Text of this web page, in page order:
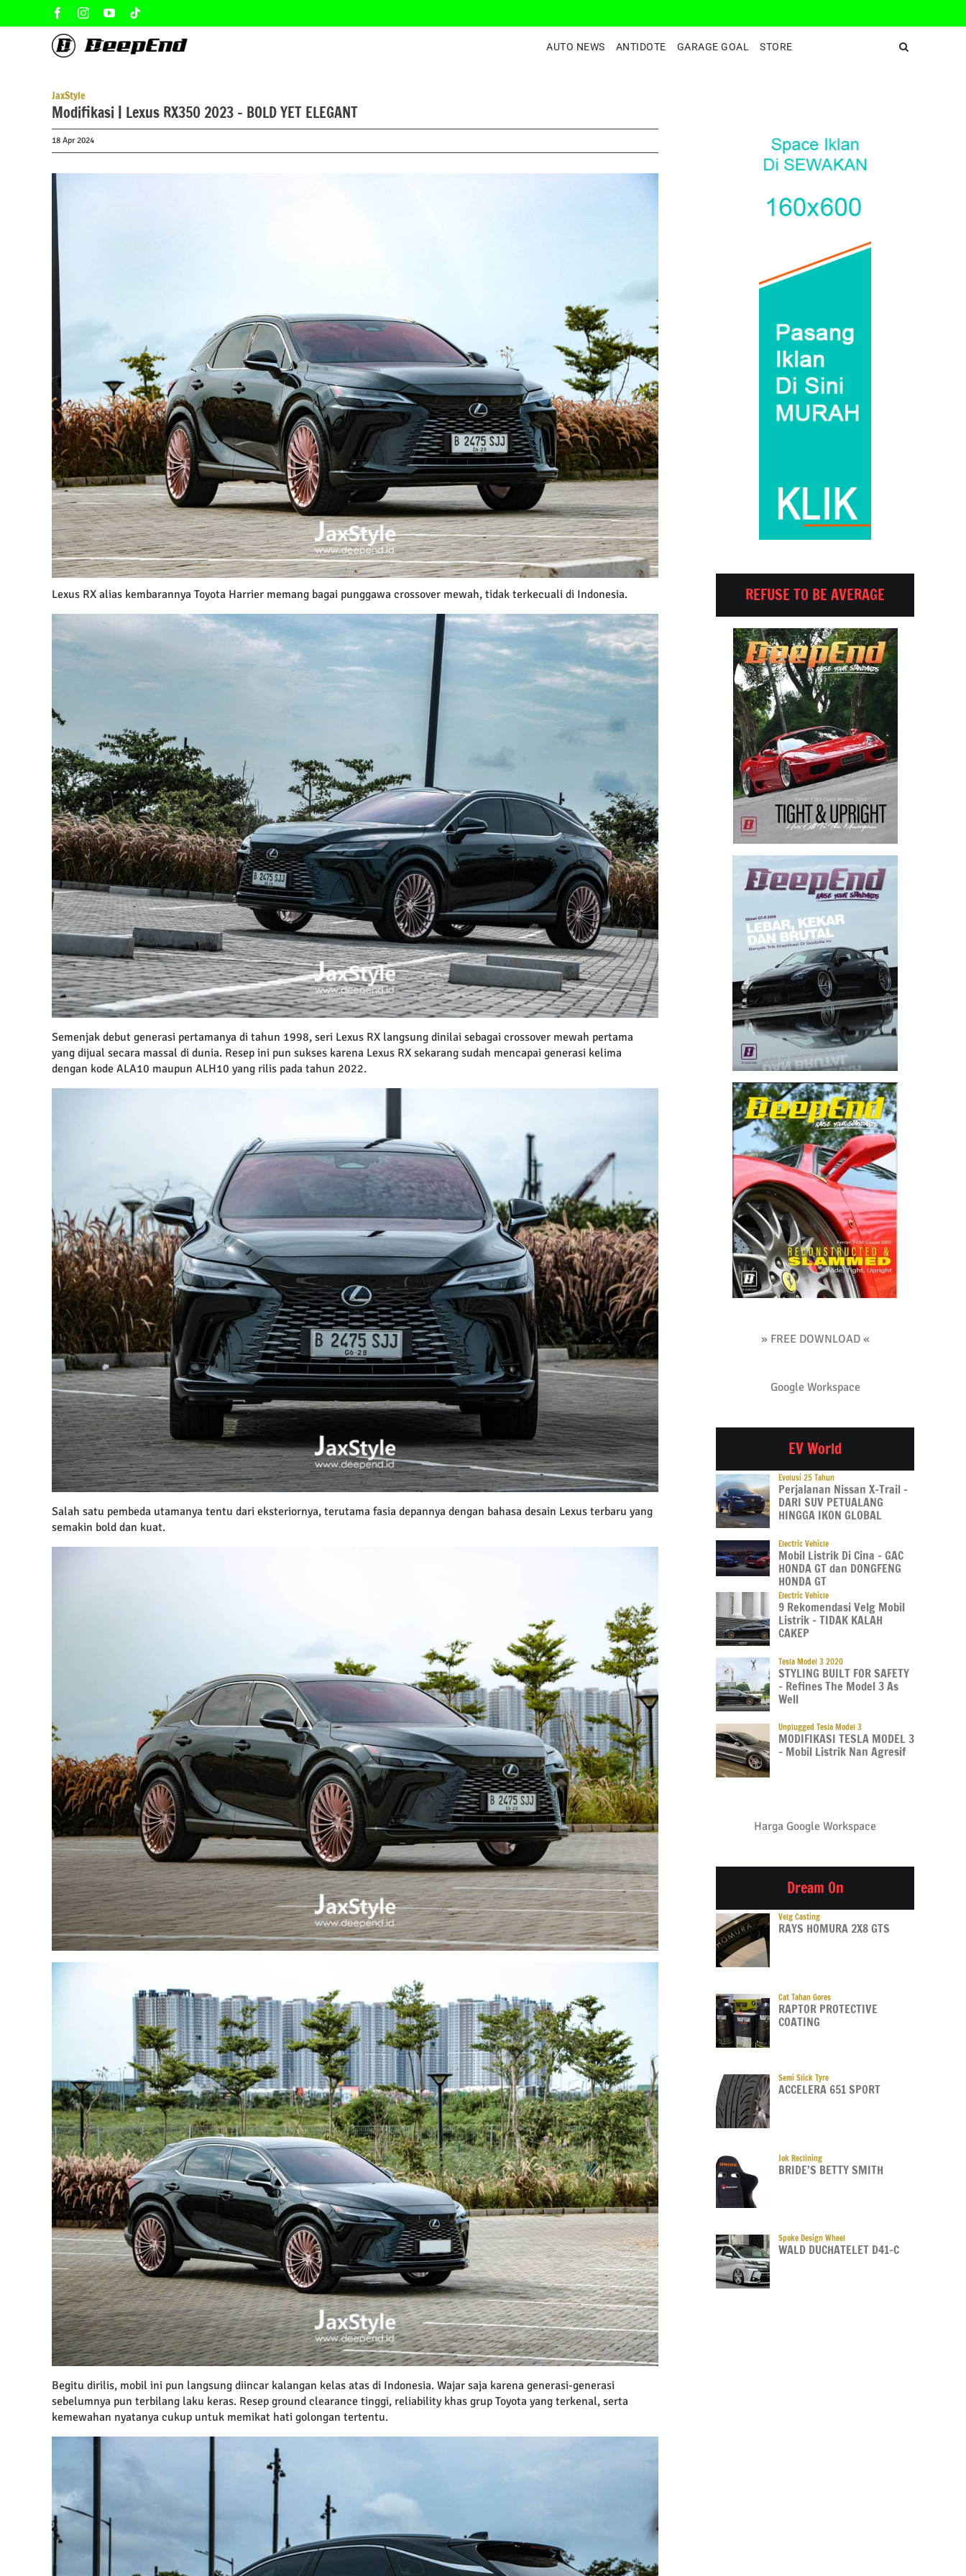
to
FacebookInstagramYouTube
AUTO NEWS ANTIDOTE GARAGE GOAL STORE
JaxStyle
Modifikasi | Lexus RX350 2023 – BOLD YET ELEGANT
18 Apr 2024
View
Larger
Image
Lexus RX alias kembarannya Toyota Harrier memang bagai punggawa crossover mewah, tidak terkecuali di Indonesia.
Semenjak debut generasi pertamanya di tahun 1998, seri Lexus RX langsung dinilai sebagai crossover mewah pertama
yang dijual secara massal di dunia. Resep ini pun sukses karena Lexus RX sekarang sudah mencapai generasi kelima
dengan kode ALA10 maupun ALH10 yang rilis pada tahun 2022.
Salah satu pembeda utamanya tentu dari eksteriornya, terutama fasia depannya dengan bahasa desain Lexus terbaru yang
semakin bold dan kuat.
Begitu dirilis, mobil ini pun langsung diincar kalangan kelas atas di Indonesia. Wajar saja karena generasi-generasi
sebelumnya pun terbilang laku keras. Resep ground clearance tinggi, reliability khas grup Toyota yang terkenal, serta
kemewahan nyatanya cukup untuk memikat hati golongan tertentu.
REFUSE TO BE AVERAGE
» FREE DOWNLOAD «
Google Workspace
EV World
Evolusi 25 Tahun
Perjalanan Nissan X-Trail –
DARI SUV PETUALANG
HINGGA IKON GLOBAL
Electric Vehicle
Mobil Listrik Di Cina – GAC
HONDA GT dan DONGFENG
HONDA GT
Electric Vehicle
9 Rekomendasi Velg Mobil
Listrik – TIDAK KALAH
CAKEP
Tesla Model 3 2020
STYLING BUILT FOR SAFETY
– Refines The Model 3 As
Well
Unplugged Tesla Model 3
MODIFIKASI TESLA MODEL 3
– Mobil Listrik Nan Agresif
Harga Google Workspace
Dream On
Velg Casting
RAYS HOMURA 2X8 GTS
Cat Tahan Gores
RAPTOR PROTECTIVE
COATING
Semi Slick Tyre
ACCELERA 651 SPORT
Jok Reclining
BRIDE’S BETTY SMITH
Spoke Design Wheel
WALD DUCHATELET D41-C